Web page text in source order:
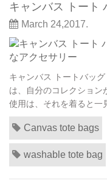
March 24,2017.
キャンバス トートバッ
は、自分のコレクション
使用は、それを着ると一
適です。さらに、これら
て女の子の日常活動の必
なトートバッグ スタイル
します。 あなたの好み
Canvas tote bags
washable tote bag